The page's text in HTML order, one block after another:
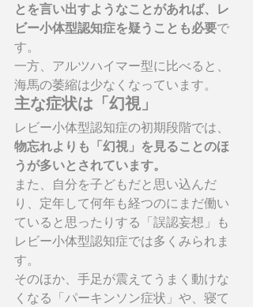
とを言い出すようなことがあれば、レ
ビー小体型認知症を疑うことも必要で
す。
一方、アルツハイマー型に比べると、
海馬の萎縮は少なくなっています。
主な症状は「幻視」
レビー小体型認知症の初期段階では、
物忘れよりも「幻視」を見ることのほ
うが多いとされています。
また、自分を子どもだと思い込んだ
り、定年して何年も経つのにまだ働い
ていると思ったりする「誤認妄想」も
レビー小体型認知症では多くみられま
す。
そのほか、手足が震えてうまく動けな
くなる「パーキンソン症状」や、寝て